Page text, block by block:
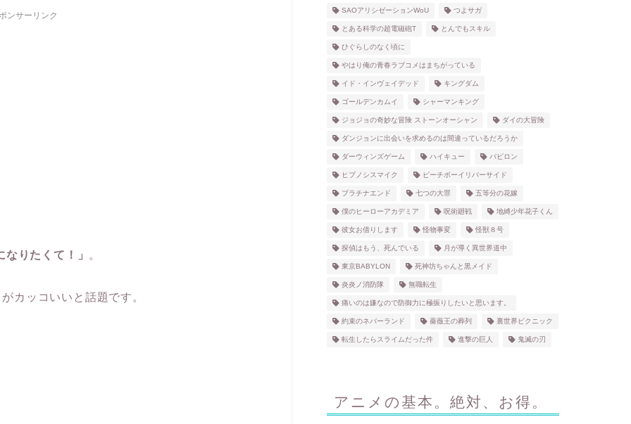
ンサーリンク
りたくて！」 。
がカッコいいと話題です。
SAOアリシゼーションWoU つよサガ
とある科学の超電磁砲T とんでもスキル
ひぐらしのなく頃に
やはり俺の青春ラブコメはまちがっている
イド・インヴェイデッド キングダム
ゴールデンカムイ シャーマンキング
ジョジョの奇妙な冒険 ストーンオーシャン ダイの大冒険
ダンジョンに出会いを求めるのは間違っているだろうか
ダーウィンズゲーム ハイキュー バビロン
ヒプノシスマイク ピーチボーイリバーサイド
プラチナエンド 七つの大罪 五等分の花嫁
僕のヒーローアカデミア 呪術廻戦 地縛少年花子くん
彼女お借りします 怪物事変 怪獣８号
探偵はもう、死んでいる 月が導く異世界道中
東京BABYLON 死神坊ちゃんと黒メイド
炎炎ノ消防隊 無職転生
痛いのは嫌なので防御力に極振りしたいと思います。
約束のネバーランド 薔薇王の葬列 裏世界ピクニック
転生したらスライムだった件 進撃の巨人 鬼滅の刃
アニメの基本。絶対、お得。